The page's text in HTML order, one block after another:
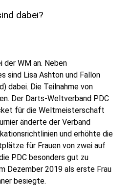
dabei?
der WM an. Neben
sind Lisa Ashton und Fallon
dabei. Die Teilnahme von
Der Darts-Weltverband PDC
für die Weltmeisterschaft
änderte der Verband
und erhöhte die
für Frauen von zwei auf
PDC besonders gut zu
Dezember 2019 als erste Frau
besiegte.